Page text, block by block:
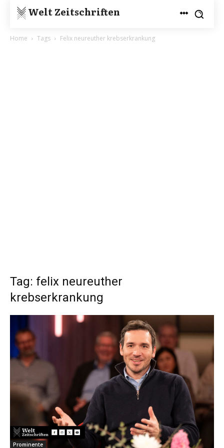
Welt Zeitschriften
Home Tags Felix neureuther krebserkrankung
Tag: felix neureuther
krebserkrankung
Prominente